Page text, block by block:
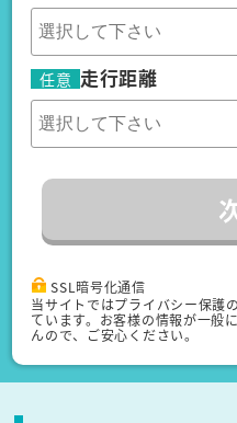
任意 走行距離
SSL暗号化通信
当サイトではプライバシー保護
ています。お客様の情報が一般
んので、ご安心ください。